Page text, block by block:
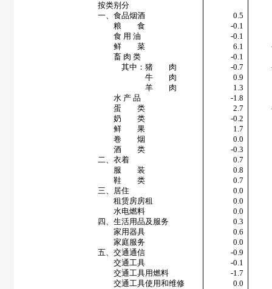
按类别分
一、食品烟酒
0.5
粮 食
-0.1
食 用 油
-0.1
鲜 菜
6.1
畜 肉 类
-0.1
其中：猪 肉
-0.7
牛 肉
0.9
羊 肉
1.3
水 产 品
-1.8
蛋 类
2.7
奶 类
-0.2
鲜 果
1.7
卷 烟
0.0
酒 类
-0.3
二、衣着
0.7
服 装
0.8
鞋 类
0.7
三、居住
0.0
租赁房房租
0.0
水电燃料
0.0
四、生活用品及服务
0.3
家用器具
0.6
家庭服务
0.0
五、交通通信
-0.9
交通工具
-0.1
交通工具用燃料
-1.7
交通工具使用和维修
0.0